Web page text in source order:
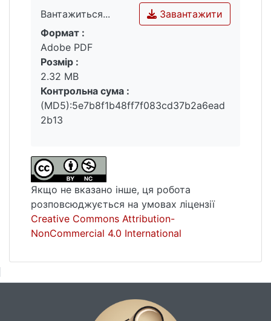
аналіз внутрішнього середовища АТ
УкрАВТО» та зроблено висновки про
високу ефективність використання
ресурсів, активів та капіталів, що є
основою високої фінансової стійкості
Корпорації. З аналізу потенціалу
міжнародної діяльності визначено, що
підприємство має високий потенціал до
диверсифікації системи ЗЕД, здатне
функціонувати на автомобільному ринку
Литви.
Вантажиться...
Вантажиться...
Завантажити
Формат :
Adobe PDF
Розмір :
2.32 MB
Контрольна сума :
(MD5):5e7b8f1b48ff7f083cd37b2a6ead
2b13
Якщо не вказано інше, ця робота
розповсюджується на умовах ліцензії
Creative Commons Attribution-
NonCommercial 4.0 International